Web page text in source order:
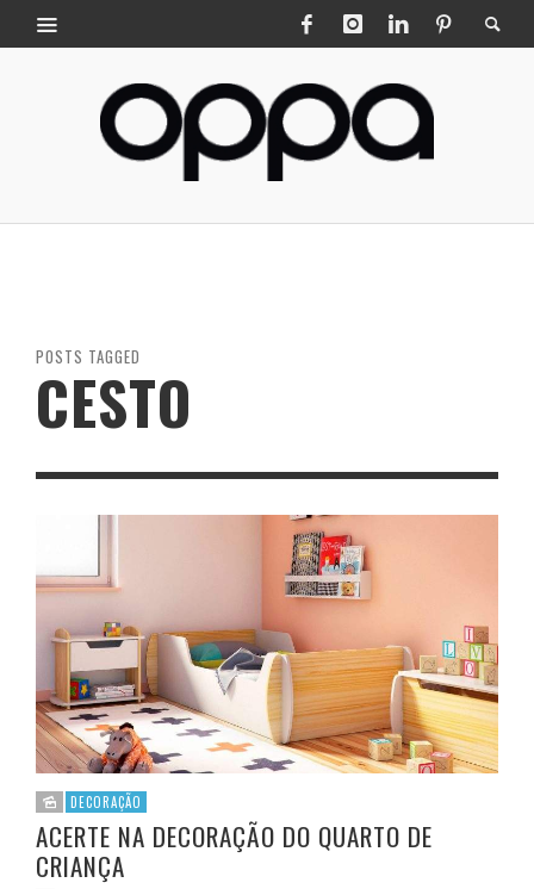
POSTS TAGGED
CESTO
DECORAÇÃO
ACERTE NA DECORAÇÃO DO QUARTO DE
CRIANÇA